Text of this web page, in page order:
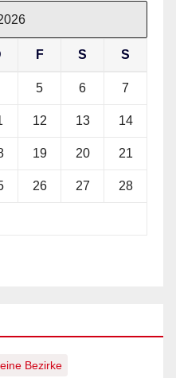
F S S
5 6 7
12 13 14
19 20 21
26 27 28
Bezirke